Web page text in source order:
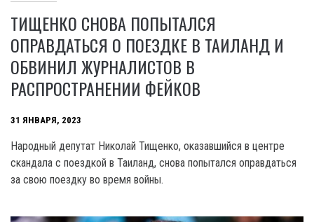
ТИЩЕНКО СНОВА ПОПЫТАЛСЯ
ОПРАВДАТЬСЯ О ПОЕЗДКЕ В ТАИЛАНД И
ОБВИНИЛ ЖУРНАЛИСТОВ В
РАСПРОСТРАНЕНИИ ФЕЙКОВ
31 ЯНВАРЯ, 2023
Народный депутат Николай Тищенко, оказавшийся в центре
скандала с поездкой в Таиланд, снова попытался оправдаться
за свою поездку во время войны.